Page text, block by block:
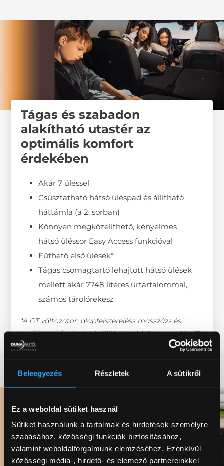
Beleegyezés Részletek A sütikről
Ez a weboldal sütiket használ
Sütiket használunk a tartalmak és hirdetések személyre
szabásához, közösségi funkciók biztosításához,
valamint weboldalforgalmunk elemzéséhez. Ezenkívül
közösségi média-, hirdető- és elemező partnereinkkel
Tágas és szabadon
alakítható utastér az
optimális komfort
érdekében
Akár 7 üléssel
Csúsztatható hátsó üléspad és állítható
háttámla (a 2. sorban)
Könnyen megközelíthető, kényelmes
hátsó üléssor Easy Access funkcióval
Fűthető első ülések*
Tágas csomagtartó lehajtott hátsó ülések
mellett akár 7748 literes űrtartalommal,
számos tárolórekesz
*A GT változaton alapfelszereléss masszázs és
szellőztető funkcióval, állítható oldaltámaszokkal**.
**A GT változaton opciós felszerelés